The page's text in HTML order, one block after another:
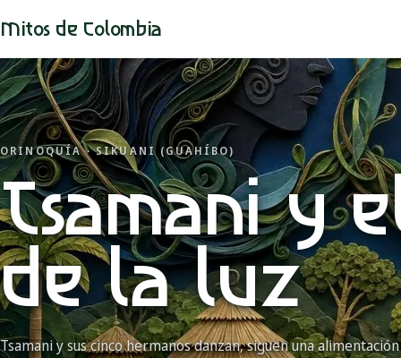
Mitos de Colombia
ORINOQUÍA · SIKUANI (GUAHÍBO)
Tsamani y
de la luz
Tsamani y sus cinco hermanos danzan, siguen una